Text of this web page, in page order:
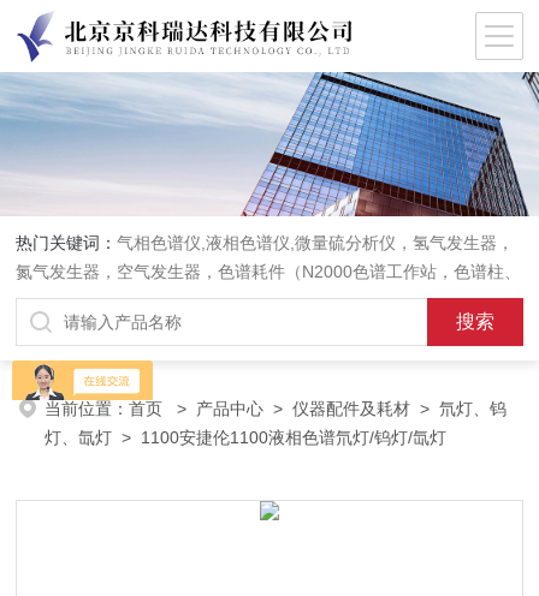
热门关键词：气相色谱仪,液相色谱仪,微量硫分析仪，氢气发生器，
氮气发生器，空气发生器，色谱耗件（N2000色谱工作站，色谱柱、
阀件、进样器、色谱担体），顶空进样器，热解析仪，紫外分光光度
计，原子吸收分光光度计，傅立叶红外光谱仪，分析天平等常规实验
室产品。
当前位置：首页 > 产品中心 >仪器配件及耗材 >氘灯、钨
灯、氙灯 > 1100安捷伦1100液相色谱氘灯/钨灯/氙灯